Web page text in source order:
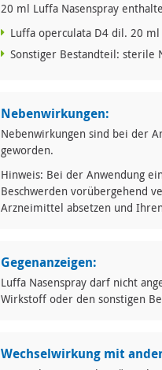
20 ml Luffa Nasenspray
Luffa operculata D4 dil. 20 ml
Sonstiger Bestandteil: sterile
Nebenwirkungen:
Nebenwirkungen sind bei der
geworden.
Hinweis: Bei der Anwendung
Beschwerden vorübergehend
Arzneimittel absetzen und
Gegenanzeigen:
Luffa Nasenspray darf nicht
Wirkstoff oder den sonstigen
Wechselwirkung mit